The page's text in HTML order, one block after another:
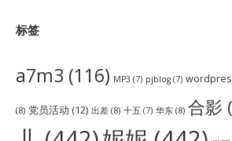
标签
a7m3 (116) MP3 (7) pjblog (7)
(8) 党员活动 (12) 出差 (8) 十五 (7) 华东 (8) 合影